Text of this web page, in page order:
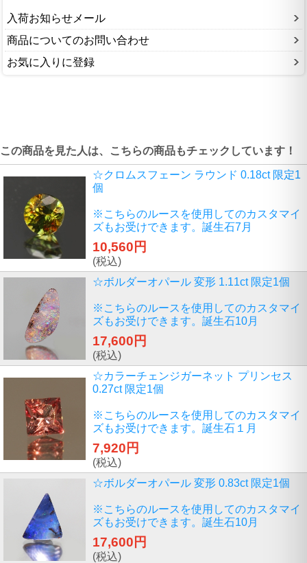
入荷お知らせメール
商品についてのお問い合わせ
お気に入りに登録
この商品を見た人は、こちらの商品もチェックしています！
☆クロムスフェーン ラウンド 0.18ct 限定1
個
※こちらのルースを使用してのカスタマイ
ズもお受けできます。誕生石7月
10,560円
(税込)
☆ボルダーオパール 変形 1.11ct 限定1個
※こちらのルースを使用してのカスタマイ
ズもお受けできます。誕生石10月
17,600円
(税込)
☆カラーチェンジガーネット プリンセス
0.27ct 限定1個
※こちらのルースを使用してのカスタマイ
ズもお受けできます。誕生石１月
7,920円
(税込)
☆ボルダーオパール 変形 0.83ct 限定1個
※こちらのルースを使用してのカスタマイ
ズもお受けできます。誕生石10月
17,600円
(税込)